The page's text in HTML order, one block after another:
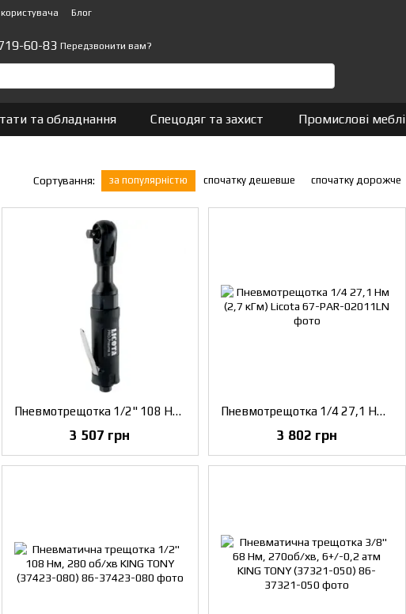
Блог
60-83 Передзвонити вам?
та обладнання Спецодяг та захист Промислові меблі
Сортування: за популярністю спочатку дешевше спочатку дорожче
Пневмотрещотка 1/2" 108 Нм (11 кГм), ергономічна, плавний старт Licota
3 507 грн
Пневмотрещотка 1/4 27,1 Нм (2,7 кГм) Licota
3 802 грн